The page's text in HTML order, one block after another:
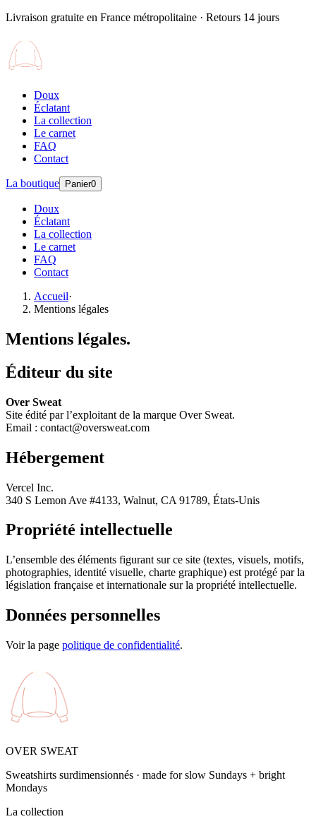
Livraison gratuite en France métropolitaine · Retours 14 jours
Doux
Éclatant
La collection
Le carnet
FAQ
Contact
La boutique Panier0
Doux
Éclatant
La collection
Le carnet
FAQ
Contact
Accueil·
Mentions légales
Mentions légales.
Éditeur du site
Over Sweat
Site édité par l’exploitant de la marque Over Sweat.
Email : contact@oversweat.com
Hébergement
Vercel Inc.
340 S Lemon Ave #4133, Walnut, CA 91789, États-Unis
Propriété intellectuelle
L’ensemble des éléments figurant sur ce site (textes, visuels, motifs,
photographies, identité visuelle, charte graphique) est protégé par la
législation française et internationale sur la propriété intellectuelle.
Données personnelles
Voir la page politique de confidentialité.
OVER SWEAT
Sweatshirts surdimensionnés · made for slow Sundays + bright
Mondays
La collection